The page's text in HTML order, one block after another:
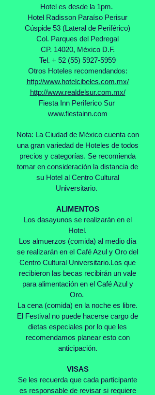
Hotel es desde la 1pm.
Hotel Radisson Paraíso Perisur
Cúspide 53 (Lateral de Periférico)
Col. Parques del Pedregal
CP. 14020, México D.F.
Tel. + 52 (55) 5927-5959
Otros Hoteles recomendandos:
http://www.hotelcibeles.com.mx/
http://www.realdelsur.com.mx/
Fiesta Inn Periferico Sur
www.fiestainn.com
Nota: La Ciudad de México cuenta con
una gran variedad de Hoteles de todos
precios y categorías. Se recomienda
tomar en consideración la distancia de
su Hotel al Centro Cultural
Universitario.
ALIMENTOS
Los dasayunos se realizarán en el
Hotel.
Los almuerzos (comida) al medio día
se realizarán en el Café Azul y Oro del
Centro Cultural Universitario.Los que
recibieron las becas recibirán un vale
para alimentación en el Café Azul y
Oro.
La cena (comida) en la noche es libre.
El Festival no puede hacerse cargo de
dietas especiales por lo que les
recomendamos planear esto con
anticipación.
VISAS
Se les recuerda que cada participante
es responsable de revisar si requiere